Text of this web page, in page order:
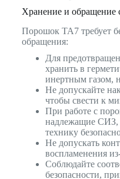
Хранение и обращение
Порошок TA7 требует
обращения:
Для
хранить в
инертным газом,
Не допускайте
чтобы свести к
При работе с
надлежащие СИЗ,
технику
Не допускать
воспламенения
Соблюдайте
безопасности,